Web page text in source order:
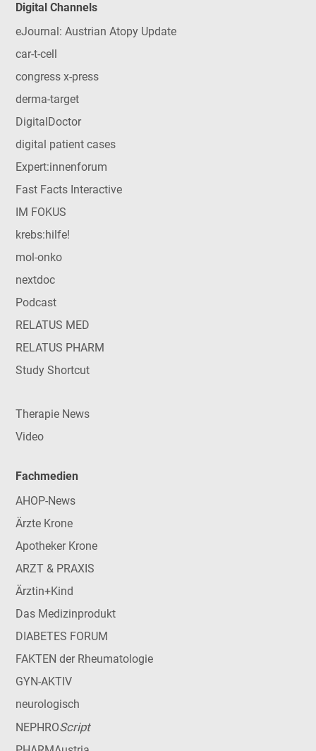
Digital Channels
eJournal: Austrian Atopy Update
car-t-cell
congress x-press
derma-target
DigitalDoctor
digital patient cases
Expert:innenforum
Fast Facts Interactive
IM FOKUS
krebs:hilfe!
mol-onko
nextdoc
Podcast
RELATUS MED
RELATUS PHARM
Study Shortcut
Therapie News
Video
Fachmedien
AHOP-News
Ärzte Krone
Apotheker Krone
ARZT & PRAXIS
Ärztin+Kind
Das Medizinprodukt
DIABETES FORUM
FAKTEN der Rheumatologie
GYN-AKTIV
neurologisch
NEPHROScript